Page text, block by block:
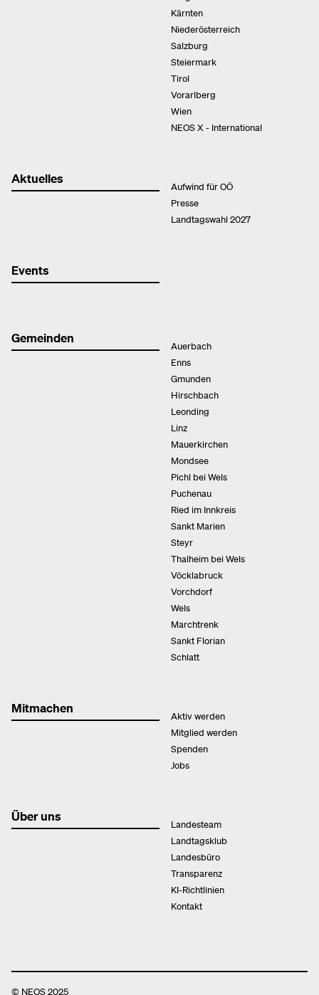
Kärnten
Niederösterreich
Salzburg
Steiermark
Tirol
Vorarlberg
Wien
NEOS X - International
Aktuelles
Aufwind für OÖ
Presse
Landtagswahl 2027
Events
Gemeinden
Auerbach
Enns
Gmunden
Hirschbach
Leonding
Linz
Mauerkirchen
Mondsee
Pichl bei Wels
Puchenau
Ried im Innkreis
Sankt Marien
Steyr
Thalheim bei Wels
Vöcklabruck
Vorchdorf
Wels
Marchtrenk
Sankt Florian
Schlatt
Mitmachen
Aktiv werden
Mitglied werden
Spenden
Jobs
Über uns
Landesteam
Landtagsklub
Landesbüro
Transparenz
KI-Richtlinien
Kontakt
© NEOS 2025